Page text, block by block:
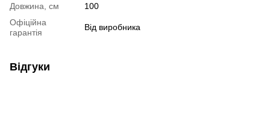
Довжина, см
100
Офіційна
гарантія
Від виробника
Відгуки